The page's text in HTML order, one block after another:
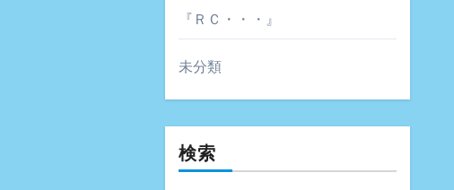
『ＲＣ・・・』
未分類
検索